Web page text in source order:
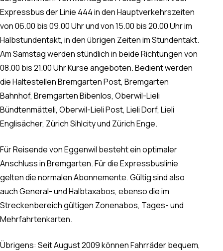
Expressbus der Linie 444 in den Hauptverkehrszeiten
von 06.00 bis 09.00 Uhr und von 15.00 bis 20.00 Uhr im
Halbstundentakt, in den übrigen Zeiten im Stundentakt.
Am Samstag werden stündlich in beide Richtungen von
08.00 bis 21.00 Uhr Kurse angeboten. Bedient werden
die Haltestellen Bremgarten Post, Bremgarten
Bahnhof, Bremgarten Bibenlos, Oberwil-Lieli
Bündtenmätteli, Oberwil-Lieli Post, Lieli Dorf, Lieli
Englisächer, Zürich Sihlcity und Zürich Enge.
Für Reisende von Eggenwil besteht ein optimaler
Anschluss in Bremgarten. Für die Expressbuslinie
gelten die normalen Abonnemente. Gültig sind also
auch General- und Halbtaxabos, ebenso die im
Streckenbereich gültigen Zonenabos, Tages- und
Mehrfahrtenkarten.
Übrigens: Seit August 2009 können Fahrräder bequem,